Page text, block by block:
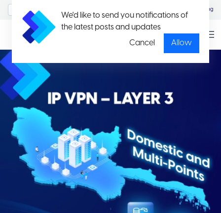
We'd like to send you notifications of
the latest posts and updates
Cancel
Allow
Eng